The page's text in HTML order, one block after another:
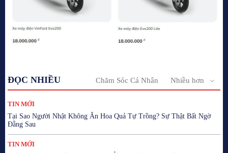
ĐỌC NHIỀU Chăm Sóc Cá Nhân Nhiều hơn
TIN MỚI
Tại Sao Người Nhật Không Ăn Hoa Quả Tự Trồng? Sự Thật Bất Ngờ
Đằng Sau
TIN MỚI